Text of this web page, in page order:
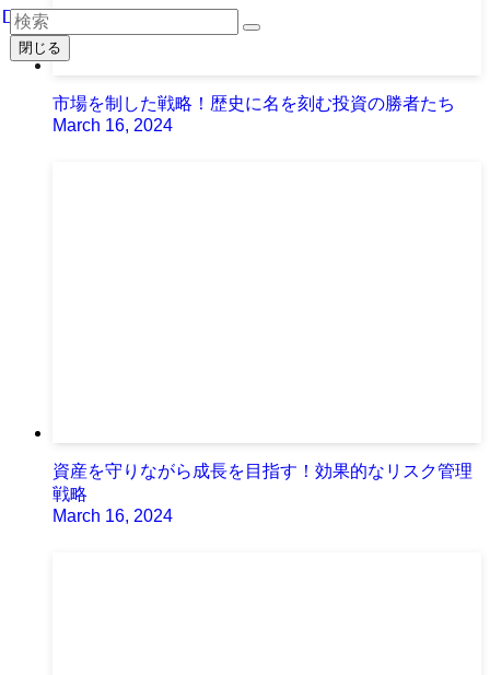
市場を制した戦略！歴史に名を刻む投資の勝者たち
March 16, 2024
資産を守りながら成長を目指す！効果的なリスク管理
戦略
March 16, 2024
閉じる